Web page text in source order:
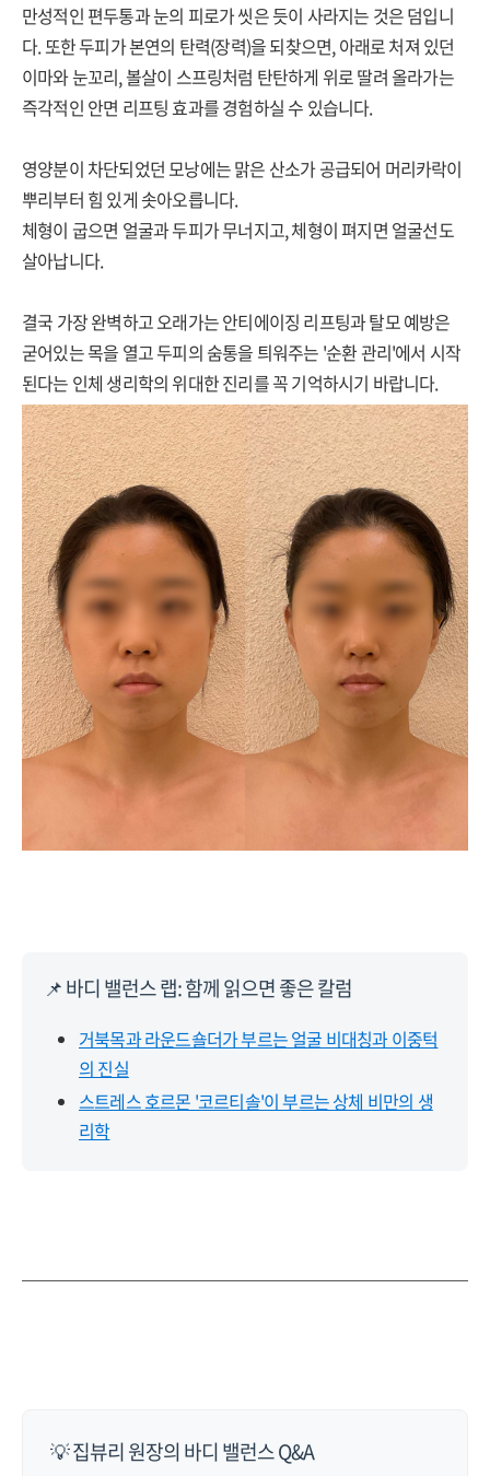
만성적인 편두통과 눈의 피로가 씻은 듯이 사라지는 것은 덤입니
다. 또한 두피가 본연의 탄력(장력)을 되찾으면, 아래로 처져 있던
이마와 눈꼬리, 볼살이 스프링처럼 탄탄하게 위로 딸려 올라가는
즉각적인 안면 리프팅 효과를 경험하실 수 있습니다.
영양분이 차단되었던 모낭에는 맑은 산소가 공급되어 머리카락이
뿌리부터 힘 있게 솟아오릅니다.
체형이 굽으면 얼굴과 두피가 무너지고, 체형이 펴지면 얼굴선도
살아납니다.
결국 가장 완벽하고 오래가는 안티에이징 리프팅과 탈모 예방은
굳어있는 목을 열고 두피의 숨통을 틔워주는 '순환 관리'에서 시작
된다는 인체 생리학의 위대한 진리를 꼭 기억하시기 바랍니다.
📌 바디 밸런스 랩: 함께 읽으면 좋은 칼럼
거북목과 라운드숄더가 부르는 얼굴 비대칭과 이중턱
의 진실
스트레스 호르몬 '코르티솔'이 부르는 상체 비만의 생
리학
💡 집뷰리 원장의 바디 밸런스 Q&A